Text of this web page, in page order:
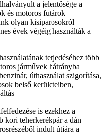
a jelentősége a
és motoros futárok
olyan kisiparosokról
évek végéig használták a
terjedéséhez több
járművek hátrányba
úthasználat szigorítása,
belső kerületeiben,
is ezekhez a
kori teherkerékpár a dán
indult útjára a